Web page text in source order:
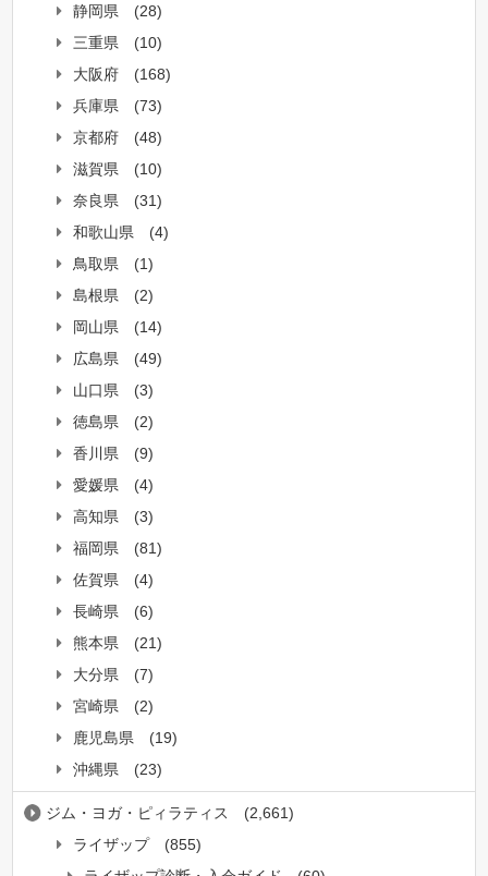
静岡県
(28)
三重県
(10)
大阪府
(168)
兵庫県
(73)
京都府
(48)
滋賀県
(10)
奈良県
(31)
和歌山県
(4)
鳥取県
(1)
島根県
(2)
岡山県
(14)
広島県
(49)
山口県
(3)
徳島県
(2)
香川県
(9)
愛媛県
(4)
高知県
(3)
福岡県
(81)
佐賀県
(4)
長崎県
(6)
熊本県
(21)
大分県
(7)
宮崎県
(2)
鹿児島県
(19)
沖縄県
(23)
ジム・ヨガ・ピィラティス
(2,661)
ライザップ
(855)